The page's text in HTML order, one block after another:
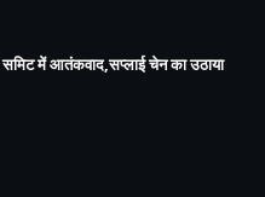
में आतंकवाद,सप्लाई चेन का उठाया